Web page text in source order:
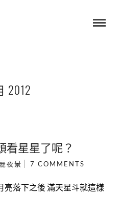
2012
看星星了呢？
夜景 7 COMMENTS
落下之後 滿天星斗就這樣